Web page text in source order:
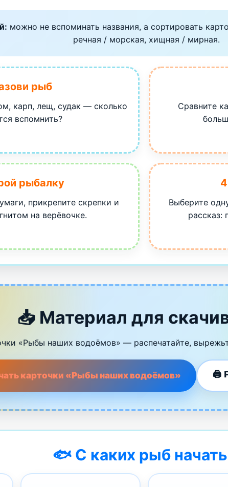
можно не вспоминать названия, а сортировать
речная / морская, хищная / мирная.
рыб
карп, лещ, судак — сколько
вспомнить?
Сравните
рыбалку
прикрепите скрепки и
на верёвочке.
Выберите
рассказ:
📥 Материал для
«Рыбы наших водоёмов» — распечатайте,
карточки «Рыбы наших водоёмов» 🖨️
🐟 С каких рыб